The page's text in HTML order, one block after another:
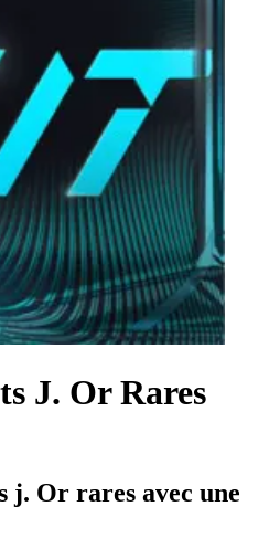
J. Or Rares
j. Or rares avec une